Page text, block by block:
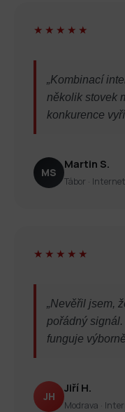
★★★★★
„Kombinací
několik stovek
konkurence
MS
Martin S.
Tábor ·
★★★★★
„Nevěřil jsem,
pořádný
funguje
JH
Jiří H.
Modrava ·